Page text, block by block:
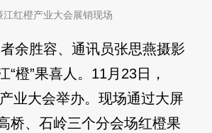
江红橙产业大会展销现场
余胜容、通讯员张思燕摄影
“橙”果喜人。11月23日，
业大会举办。现场通过大屏
桥、石岭三个分会场红橙果